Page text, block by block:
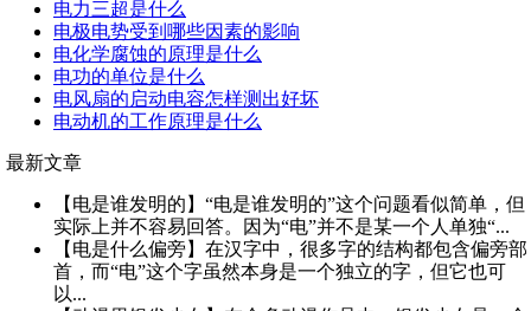
电力三超是什么
电极电势受到哪些因素的影响
电化学腐蚀的原理是什么
电功的单位是什么
电风扇的启动电容怎样测出好坏
电动机的工作原理是什么
最新文章
【电是谁发明的】“电是谁发明的”这个问题看似简单，但
实际上并不容易回答。因为“电”并不是某一个人单独“...
【电是什么偏旁】在汉字中，很多字的结构都包含偏旁部
首，而“电”这个字虽然本身是一个独立的字，但它也可
以...